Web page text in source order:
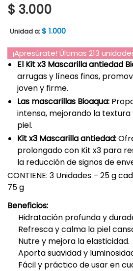
$ 3.000
Unidad a:$ 1.000
¡Apresúrate! Últimas 213
El Kit x3 Mascarilla antiedad
arrugas y líneas finas,
joven y firme.
Las mascarillas Bioaqua:
intensa, mejorando la textura
piel.
Kit x3 Mascarilla antiedad:
prolongado con Kit x3 para
la reducción de signos de
CONTIENE: 3 Unidades – 25 g
75 g
Beneficios:
Hidratación profunda y
Refresca y calma la piel
Nutre y mejora la elasticidad.
Aporta suavidad y
Fácil y práctico de usar en